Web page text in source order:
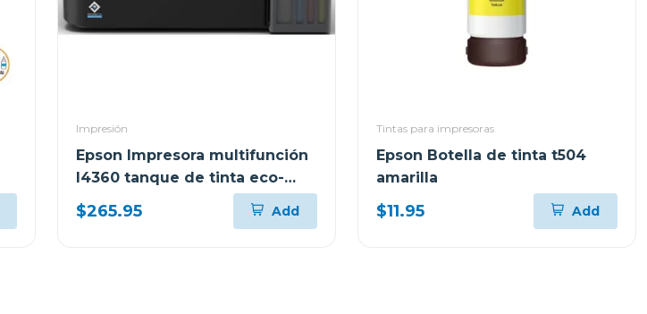
Impresión
Epson Impresora multifunción
l4360 tanque de tinta eco-
tank wi-fi
$265.95 Add
Tintas para impresoras
Epson Botella de tinta t504
amarilla
$11.95 Add